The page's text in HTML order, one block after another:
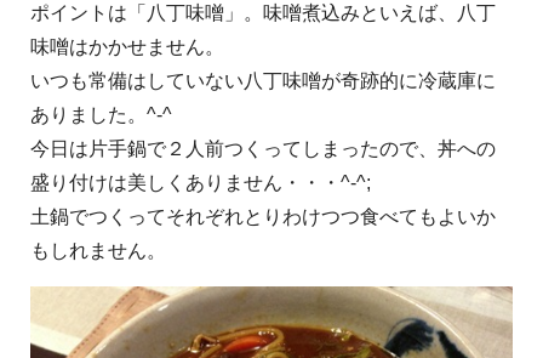
ポイントは「八丁味噌」。味噌煮込みといえば、八丁
味噌はかかせません。
いつも常備はしていない八丁味噌が奇跡的に冷蔵庫に
ありました。^-^
今日は片手鍋で２人前つくってしまったので、丼への
盛り付けは美しくありません・・・^-^;
土鍋でつくってそれぞれとりわけつつ食べてもよいか
もしれません。